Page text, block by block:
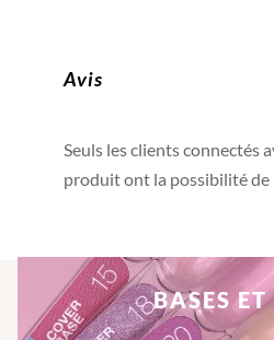
Avis
Seuls les clients connectés
produit ont la possibilité de
BASES ET